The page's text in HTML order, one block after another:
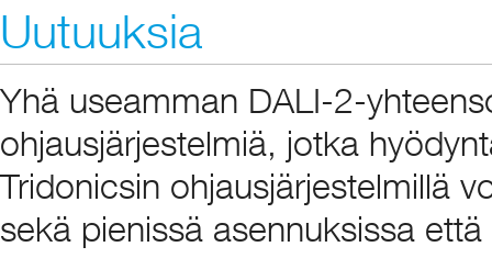
Uutuuksia
Yhä useamman DALI-2-
ohjausjärjestelmiä, jotka
Tridonicsin ohjausjärjestelmillä
sekä pienissä asennuksissa